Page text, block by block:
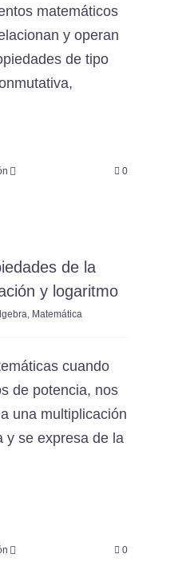
matemáticos
y operan
de tipo
0
de la
y logaritmo
, Matemática
cuando
de potencia, nos
una multiplicación
y se expresa de la
0